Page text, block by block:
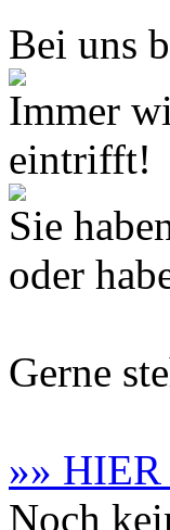
Bei uns
Immer
eintrifft!
Sie
oder
Gerne
»»
Noch